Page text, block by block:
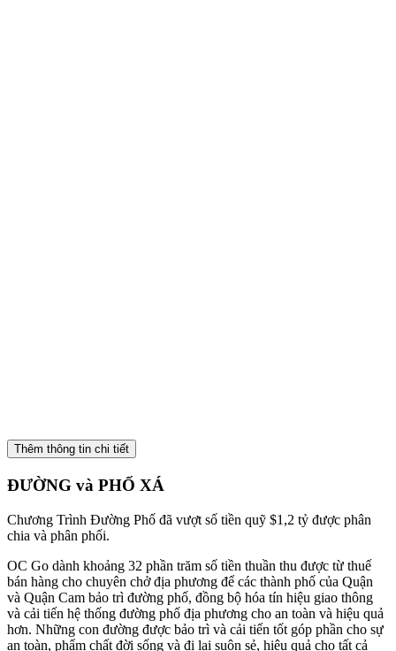
Thêm thông tin chi tiết
ĐƯỜNG và PHỐ XÁ
Chương Trình Đường Phố đã vượt số tiền quỹ $1,2 tỷ được phân
chia và phân phối.
OC Go dành khoảng 32 phần trăm số tiền thuần thu được từ thuế
bán hàng cho chuyên chở địa phương để các thành phố của Quận
và Quận Cam bảo trì đường phố, đồng bộ hóa tín hiệu giao thông
và cải tiến hệ thống đường phố địa phương cho an toàn và hiệu quả
hơn. Những con đường được bảo trì và cải tiến tốt góp phần cho sự
an toàn, phẩm chất đời sống và đi lại suôn sẻ, hiệu quả cho tất cả